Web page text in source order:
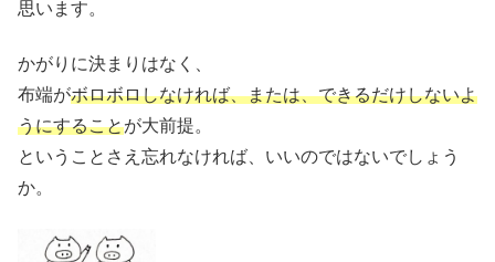
思います。
かがりに決まりはなく、
布端がボロボロしなければ、または、できるだけしないよ
うにすることが大前提。
ということさえ忘れなければ、いいのではないでしょう
か。